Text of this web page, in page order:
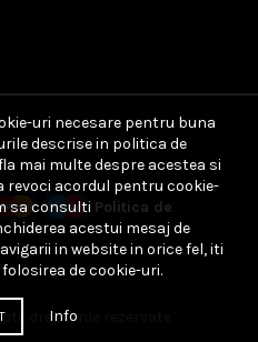
drepturile rezervate
uri necesare pentru buna
descrise in politica de
mai multe despre acestea si
revoci acordul pentru cookie-
sa consulti Politica de
acestui mesaj de
in website in orice fel, iti
de cookie-uri.
Info